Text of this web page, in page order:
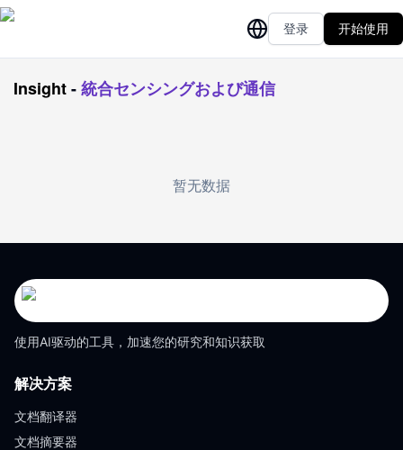
登录 开始使用
Insight-統合センシングおよび通信
暂无数据
使用AI驱动的工具，加速您的研究和知识获取
解决方案
文档翻译器
文档摘要器